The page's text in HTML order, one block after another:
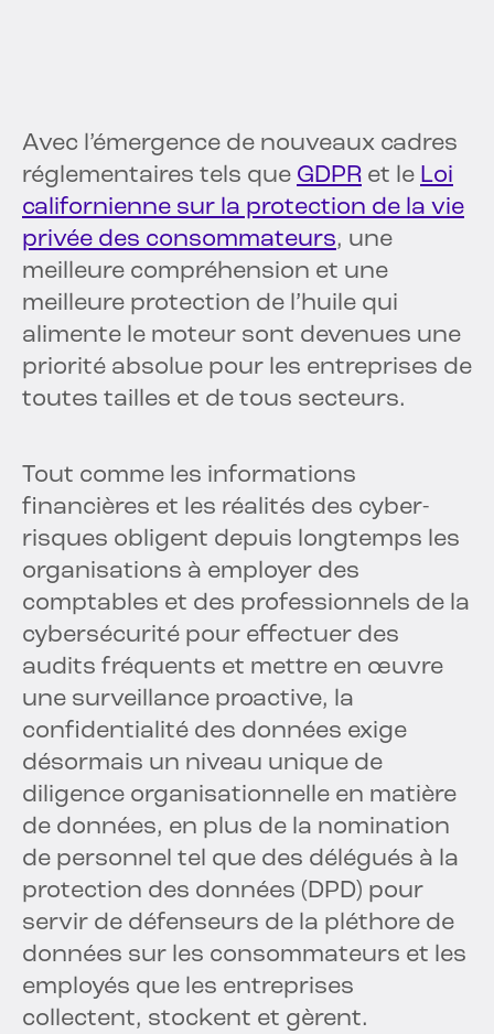
Avec l’émergence de nouveaux cadres
réglementaires tels que GDPR et le Loi
californienne sur la protection de la vie
privée des consommateurs, une
meilleure compréhension et une
meilleure protection de l’huile qui
alimente le moteur sont devenues une
priorité absolue pour les entreprises de
toutes tailles et de tous secteurs.
Tout comme les informations
financières et les réalités des cyber-
risques obligent depuis longtemps les
organisations à employer des
comptables et des professionnels de la
cybersécurité pour effectuer des
audits fréquents et mettre en œuvre
une surveillance proactive, la
confidentialité des données exige
désormais un niveau unique de
diligence organisationnelle en matière
de données, en plus de la nomination
de personnel tel que des délégués à la
protection des données (DPD) pour
servir de défenseurs de la pléthore de
données sur les consommateurs et les
employés que les entreprises
collectent, stockent et gèrent.